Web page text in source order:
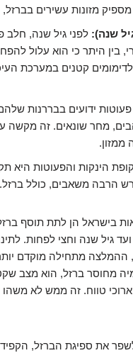
מזונות עשירים בברזל,
שנה): לפני גיל שנה, חלב
בין היתר כי הוא עלול
קטנים במערכת
פעוטות ידועים בבררנות
מחר שונאים. זה מקשה
ממזון.
הינקות והפעוטות היא
הרבה משאבים, כולל ברזל.
בישראל הן לתת תוסף
6 חודשים ועד גיל שנה וחצי לפחות.
ההמלצה מתחילה מוקדם
מחוסר ברזל, הוא מצב שקט
טווח. זה ממש לא
את ספיגת הברזל,